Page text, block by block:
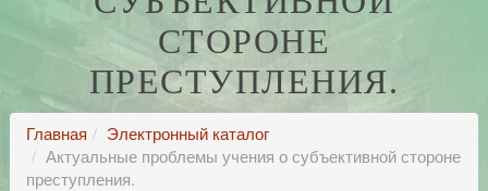
СТОРОНЕ
ПРЕСТУПЛЕНИЯ.
Главная
Электронный каталог
Актуальные проблемы учения о субъективной стороне
преступления.